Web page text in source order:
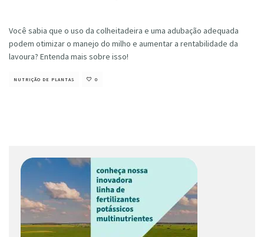
Você sabia que o uso da colheitadeira e uma adubação adequada
podem otimizar o manejo do milho e aumentar a rentabilidade da
lavoura? Entenda mais sobre isso!
NUTRIÇÃO DE PLANTAS 0